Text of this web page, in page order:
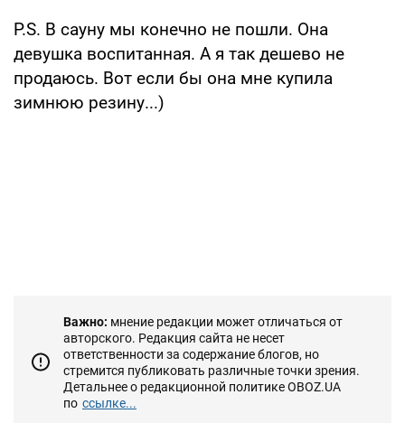
P.S. В сауну мы конечно не пошли. Она
девушка воспитанная. А я так дешево не
продаюсь. Вот если бы она мне купила
зимнюю резину...)
Важно: мнение редакции может отличаться от
авторского. Редакция сайта не несет
ответственности за содержание блогов, но
стремится публиковать различные точки зрения.
Детальнее о редакционной политике OBOZ.UA
по ссылке...